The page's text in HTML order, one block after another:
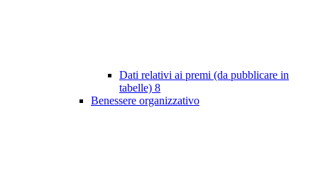
Dati relativi ai premi (da pubblicare in
tabelle) 8
Benessere organizzativo